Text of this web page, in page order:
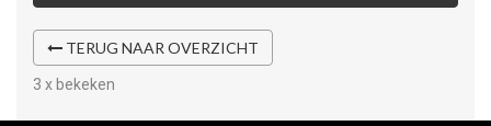
TERUG NAAR OVERZICHT
3 x bekeken